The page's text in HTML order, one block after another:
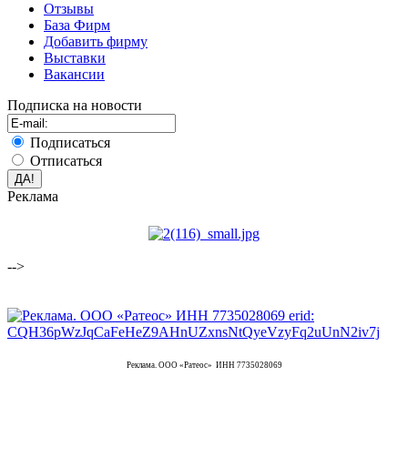
Отзывы
База Фирм
Добавить фирму
Выставки
Вакансии
Подписка на новости
Подписаться
Отписаться
Реклама
-->
Реклама. ООО «Ратеос» ИНН 7735028069